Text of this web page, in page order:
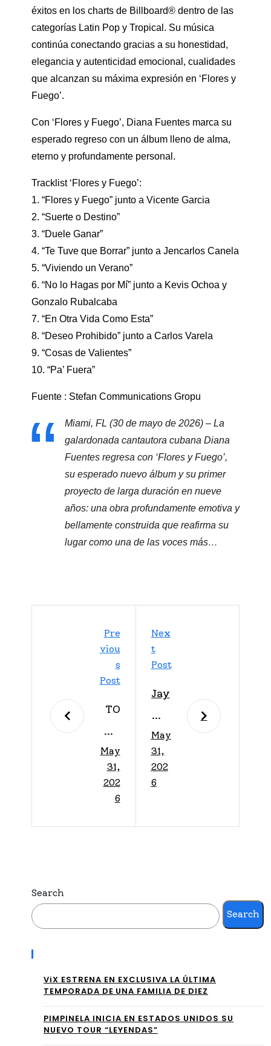
éxitos en los charts de Billboard® dentro de las
categorías Latin Pop y Tropical. Su música
continúa conectando gracias a su honestidad,
elegancia y autenticidad emocional, cualidades
que alcanzan su máxima expresión en ‘Flores y
Fuego’.
Con ‘Flores y Fuego’, Diana Fuentes marca su
esperado regreso con un álbum lleno de alma,
eterno y profundamente personal.
Tracklist ‘Flores y Fuego’:
1. “Flores y Fuego” junto a Vicente Garcia
2. “Suerte o Destino”
3. “Duele Ganar”
4. “Te Tuve que Borrar” junto a Jencarlos Canela
5. “Viviendo un Verano”
6. “No lo Hagas por Mí” junto a Kevis Ochoa y
Gonzalo Rubalcaba
7. “En Otra Vida Como Esta”
8. “Deseo Prohibido” junto a Carlos Varela
9. “Cosas de Valientes”
10. “Pa’ Fuera”
Fuente : Stefan Communications Gropu
Miami, FL (30 de mayo de 2026) – La
galardonada cantautora cubana Diana
Fuentes regresa con ‘Flores y Fuego’,
su esperado nuevo álbum y su primer
proyecto de larga duración en nueve
años: una obra profundamente emotiva y
bellamente construida que reafirma su
lugar como una de las voces más…
Pre
Viou
S
Post
TO
NY
SU
CC
AR
“AS
UC
UN
AU
TO
May
31,
202
6
Nex
T
Post
Jay
Wh
eel
er
lan
“La
yec
to
que
def
May
31,
202
6
Search
Search
ViX ESTRENA EN EXCLUSIVA LA ÚLTIMA
TEMPORADA DE UNA FAMILIA DE DIEZ
PIMPINELA INICIA EN ESTADOS UNIDOS SU
NUEVO TOUR “LEYENDAS”